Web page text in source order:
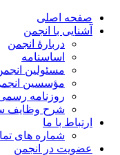
صفحه اصلی
آشنایی با انجمن
دربارۀ انجمن
اساسنامه
مسئولین انجمن
مؤسسین انجمن
روزنامه رسمی
شرح وظایف
ارتباط با ما
شماره های
عضویت در انجمن